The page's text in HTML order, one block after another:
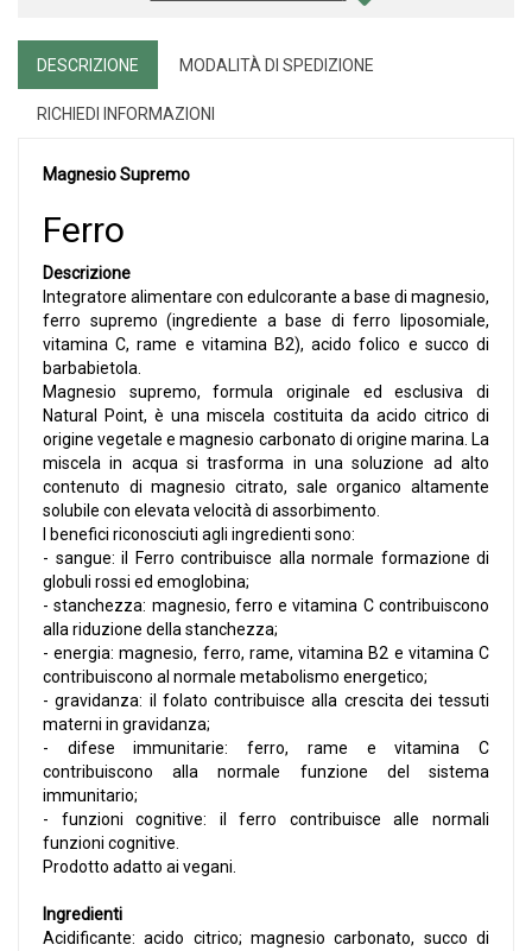
DESCRIZIONE MODALITÀ DI SPEDIZIONE
RICHIEDI INFORMAZIONI
Magnesio Supremo
Ferro
Descrizione
Integratore alimentare con edulcorante a base di magnesio,
ferro supremo (ingrediente a base di ferro liposomiale,
vitamina C, rame e vitamina B2), acido folico e succo di
barbabietola.
Magnesio supremo, formula originale ed esclusiva di
Natural Point, è una miscela costituita da acido citrico di
origine vegetale e magnesio carbonato di origine marina. La
miscela in acqua si trasforma in una soluzione ad alto
contenuto di magnesio citrato, sale organico altamente
solubile con elevata velocità di assorbimento.
I benefici riconosciuti agli ingredienti sono:
- sangue: il Ferro contribuisce alla normale formazione di
globuli rossi ed emoglobina;
- stanchezza: magnesio, ferro e vitamina C contribuiscono
alla riduzione della stanchezza;
- energia: magnesio, ferro, rame, vitamina B2 e vitamina C
contribuiscono al normale metabolismo energetico;
- gravidanza: il folato contribuisce alla crescita dei tessuti
materni in gravidanza;
- difese immunitarie: ferro, rame e vitamina C
contribuiscono alla normale funzione del sistema
immunitario;
- funzioni cognitive: il ferro contribuisce alle normali
funzioni cognitive.
Prodotto adatto ai vegani.
Ingredienti
Acidificante: acido citrico; magnesio carbonato, succo di